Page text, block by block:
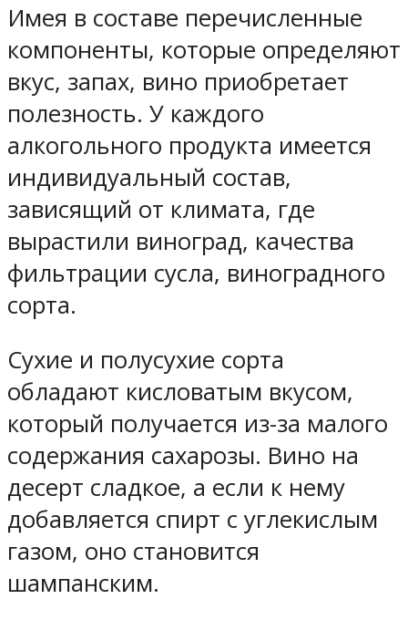
Имея в составе перечисленные
компоненты, которые определяют
вкус, запах, вино приобретает
полезность. У каждого
алкогольного продукта имеется
индивидуальный состав,
зависящий от климата, где
вырастили виноград, качества
фильтрации сусла, виноградного
сорта.
Сухие и полусухие сорта
обладают кисловатым вкусом,
который получается из-за малого
содержания сахарозы. Вино на
десерт сладкое, а если к нему
добавляется спирт с углекислым
газом, оно становится
шампанским.